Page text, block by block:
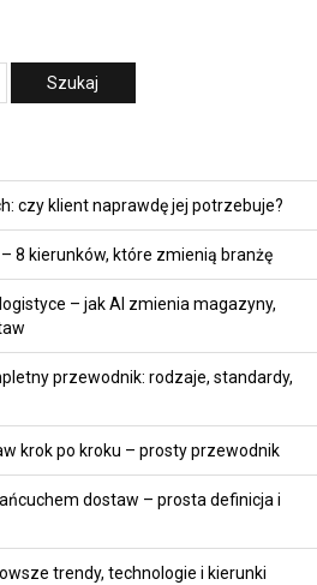
czy klient naprawdę jej potrzebuje?
8 kierunków, które zmienią branżę
– jak AI zmienia magazyny,
przewodnik: rodzaje, standardy,
krok po kroku – prosty przewodnik
dostaw – prosta definicja i
trendy, technologie i kierunki